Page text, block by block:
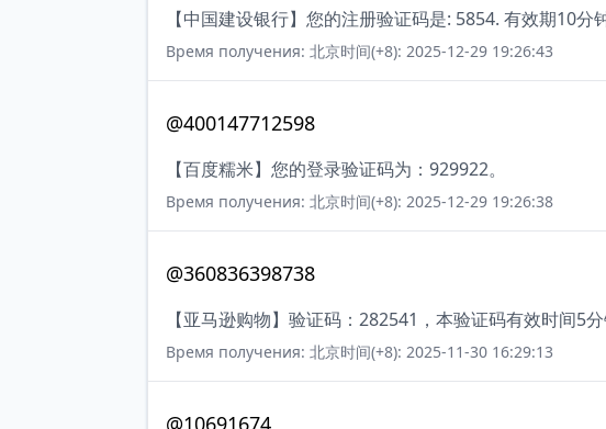
【中国建设银行】您的注册验证码是: 5854. 有效期10分
Время получения: 北京时间(+8): 2025-12-29 19:26:43
@400147712598
【百度糯米】您的登录验证码为：929922。
Время получения: 北京时间(+8): 2025-12-29 19:26:38
@360836398738
【亚马逊购物】验证码：282541，本验证码有效时间5分
Время получения: 北京时间(+8): 2025-11-30 16:29:13
@10691674